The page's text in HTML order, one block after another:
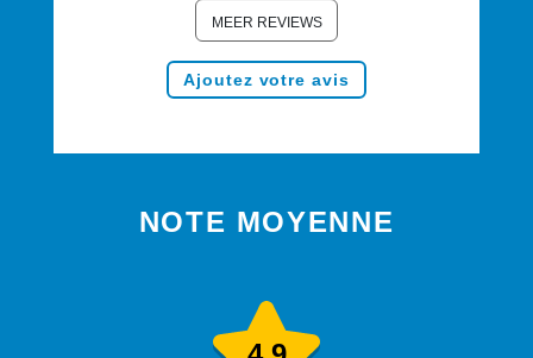
MEER REVIEWS
Ajoutez votre avis
NOTE MOYENNE